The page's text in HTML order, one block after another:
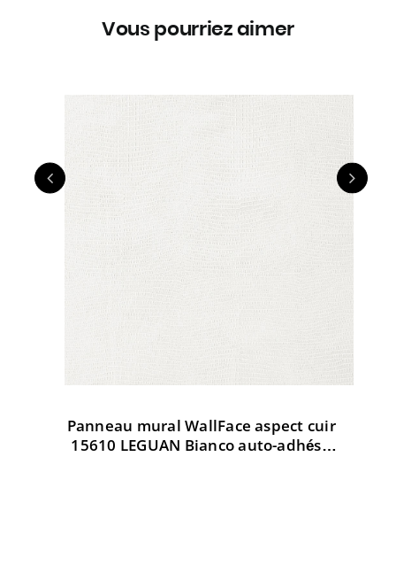
Vous pourriez aimer
Panneau mural WallFace aspect cuir
15610 LEGUAN Bianco auto-adhésif